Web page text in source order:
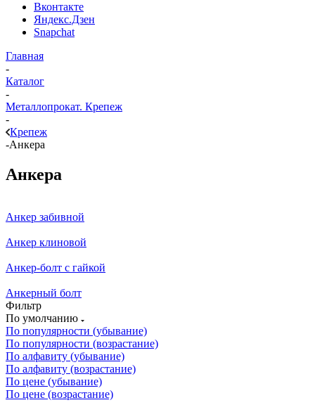
Вконтакте
Яндекс.Дзен
Snapchat
Главная
-
Каталог
-
Металлопрокат. Крепеж
-
Крепеж
-Анкера
Анкера
Анкер забивной
Анкер клиновой
Анкер-болт с гайкой
Анкерный болт
Фильтр
По умолчанию
По популярности (убывание)
По популярности (возрастание)
По алфавиту (убывание)
По алфавиту (возрастание)
По цене (убывание)
По цене (возрастание)